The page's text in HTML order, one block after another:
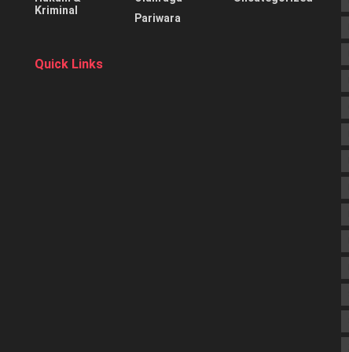
Kriminal
Pariwara
Quick Links